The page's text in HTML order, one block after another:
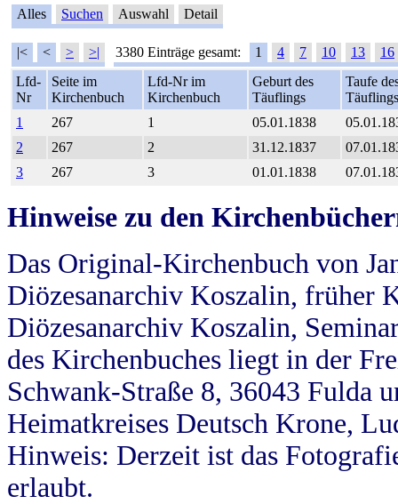
Alles Suchen Auswahl Detail
|< < > >| 3380 Einträge gesamt: 1 4 7 10 13
16
Lfd-
Nr
Seite im
Kirchenbuch
Lfd-Nr im
Kirchenbuch
Geburt des
Täuflings
Taufe
Täuflings
1
267 1 05.01.1838
2
267 2 31.12.1837
3
267 3 01.01.1838
Hinweise zu den
Das Original-Kirchenbuch von
Diözesanarchiv Koszalin, früher
Diözesanarchiv Koszalin,
des Kirchenbuches liegt in der
Schwank-Straße 8, 36043 Fulda
Heimatkreises Deutsch Krone,
Hinweis: Derzeit ist das
erlaubt.